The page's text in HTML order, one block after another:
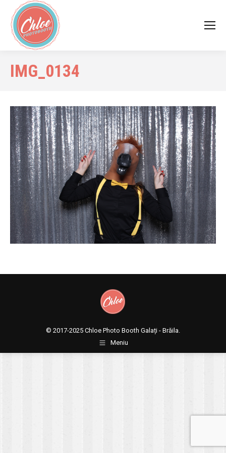
IMG_0134
© 2017-2025 Chloe Photo Booth Galați - Brăila.
Meniu